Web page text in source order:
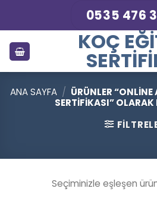
0535 476
KOÇ
ANA SAYFA / ÜRÜNLER
SERTIFIKASI” OLARAK
Seçiminizle eşleşen